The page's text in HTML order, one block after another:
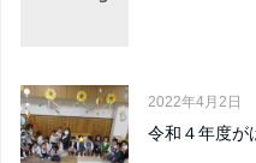
2022年4月2日
令和４年度